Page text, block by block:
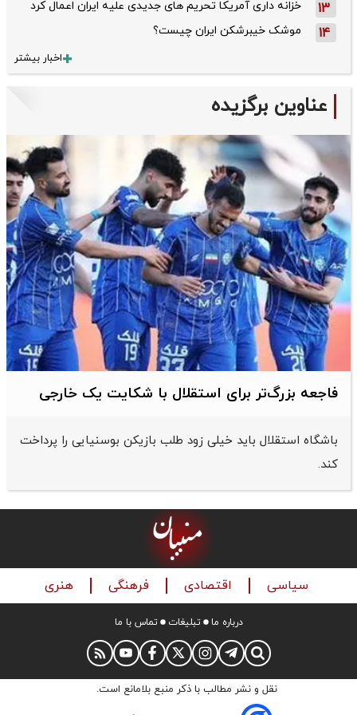
13 خزانه داری آمریکا تحریم های جدیدی علیه ایران اعمال کرد
14 موشک خیبرشکن ایران چیست؟
اخبار بیشتر
عناوین برگزیده
فاجعه بزرگ‌تر برای استقلال با شکایت یک خارجی
باشگاه استقلال باید خیلی زود طلب بازیکن بوسنیایی را پرداخت
کند.
سیاسی اقتصادی فرهنگی هنری
درباره ما تبلیغات تماس با ما
نقل و نشر مطالب با ذکر منبع بلامانع است.